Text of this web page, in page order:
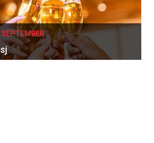
SEPTEMBER